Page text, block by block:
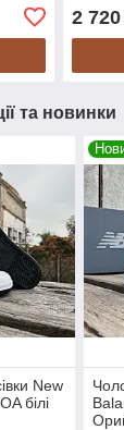
2 720
та новинки
New
білі